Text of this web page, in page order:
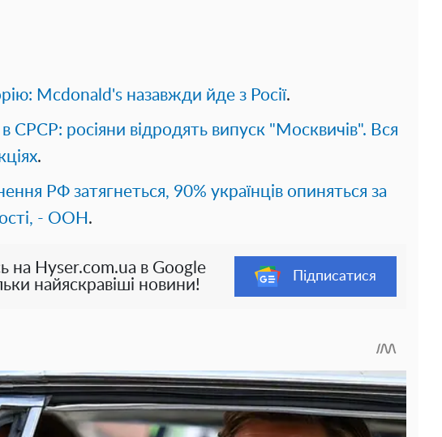
Mcdonald's назавжди йде з Росії.
в СРСР: росіяни відродять випуск "Москвичів". Вся
.
РФ затягнеться, 90% українців опиняться за
- ООН .
на Hyser.com.ua в Google
найяскравіші новини!
Підписатися